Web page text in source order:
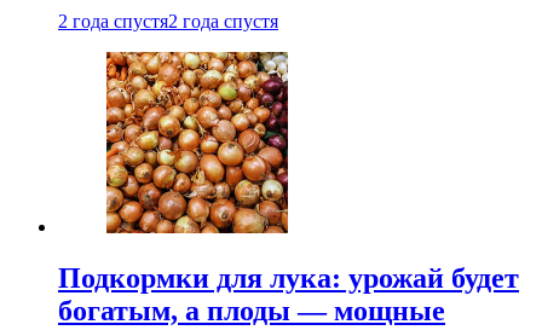
2 года спустя2 года спустя
Подкормки для лука: урожай будет
богатым, а плоды — мощные